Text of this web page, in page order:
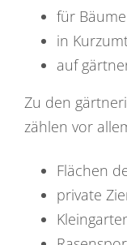
für
in
auf
Zu den
zählen vor
Flächen
private